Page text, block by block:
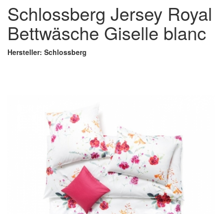
Schlossberg Jersey Royal
Bettwäsche Giselle blanc
Hersteller: Schlossberg